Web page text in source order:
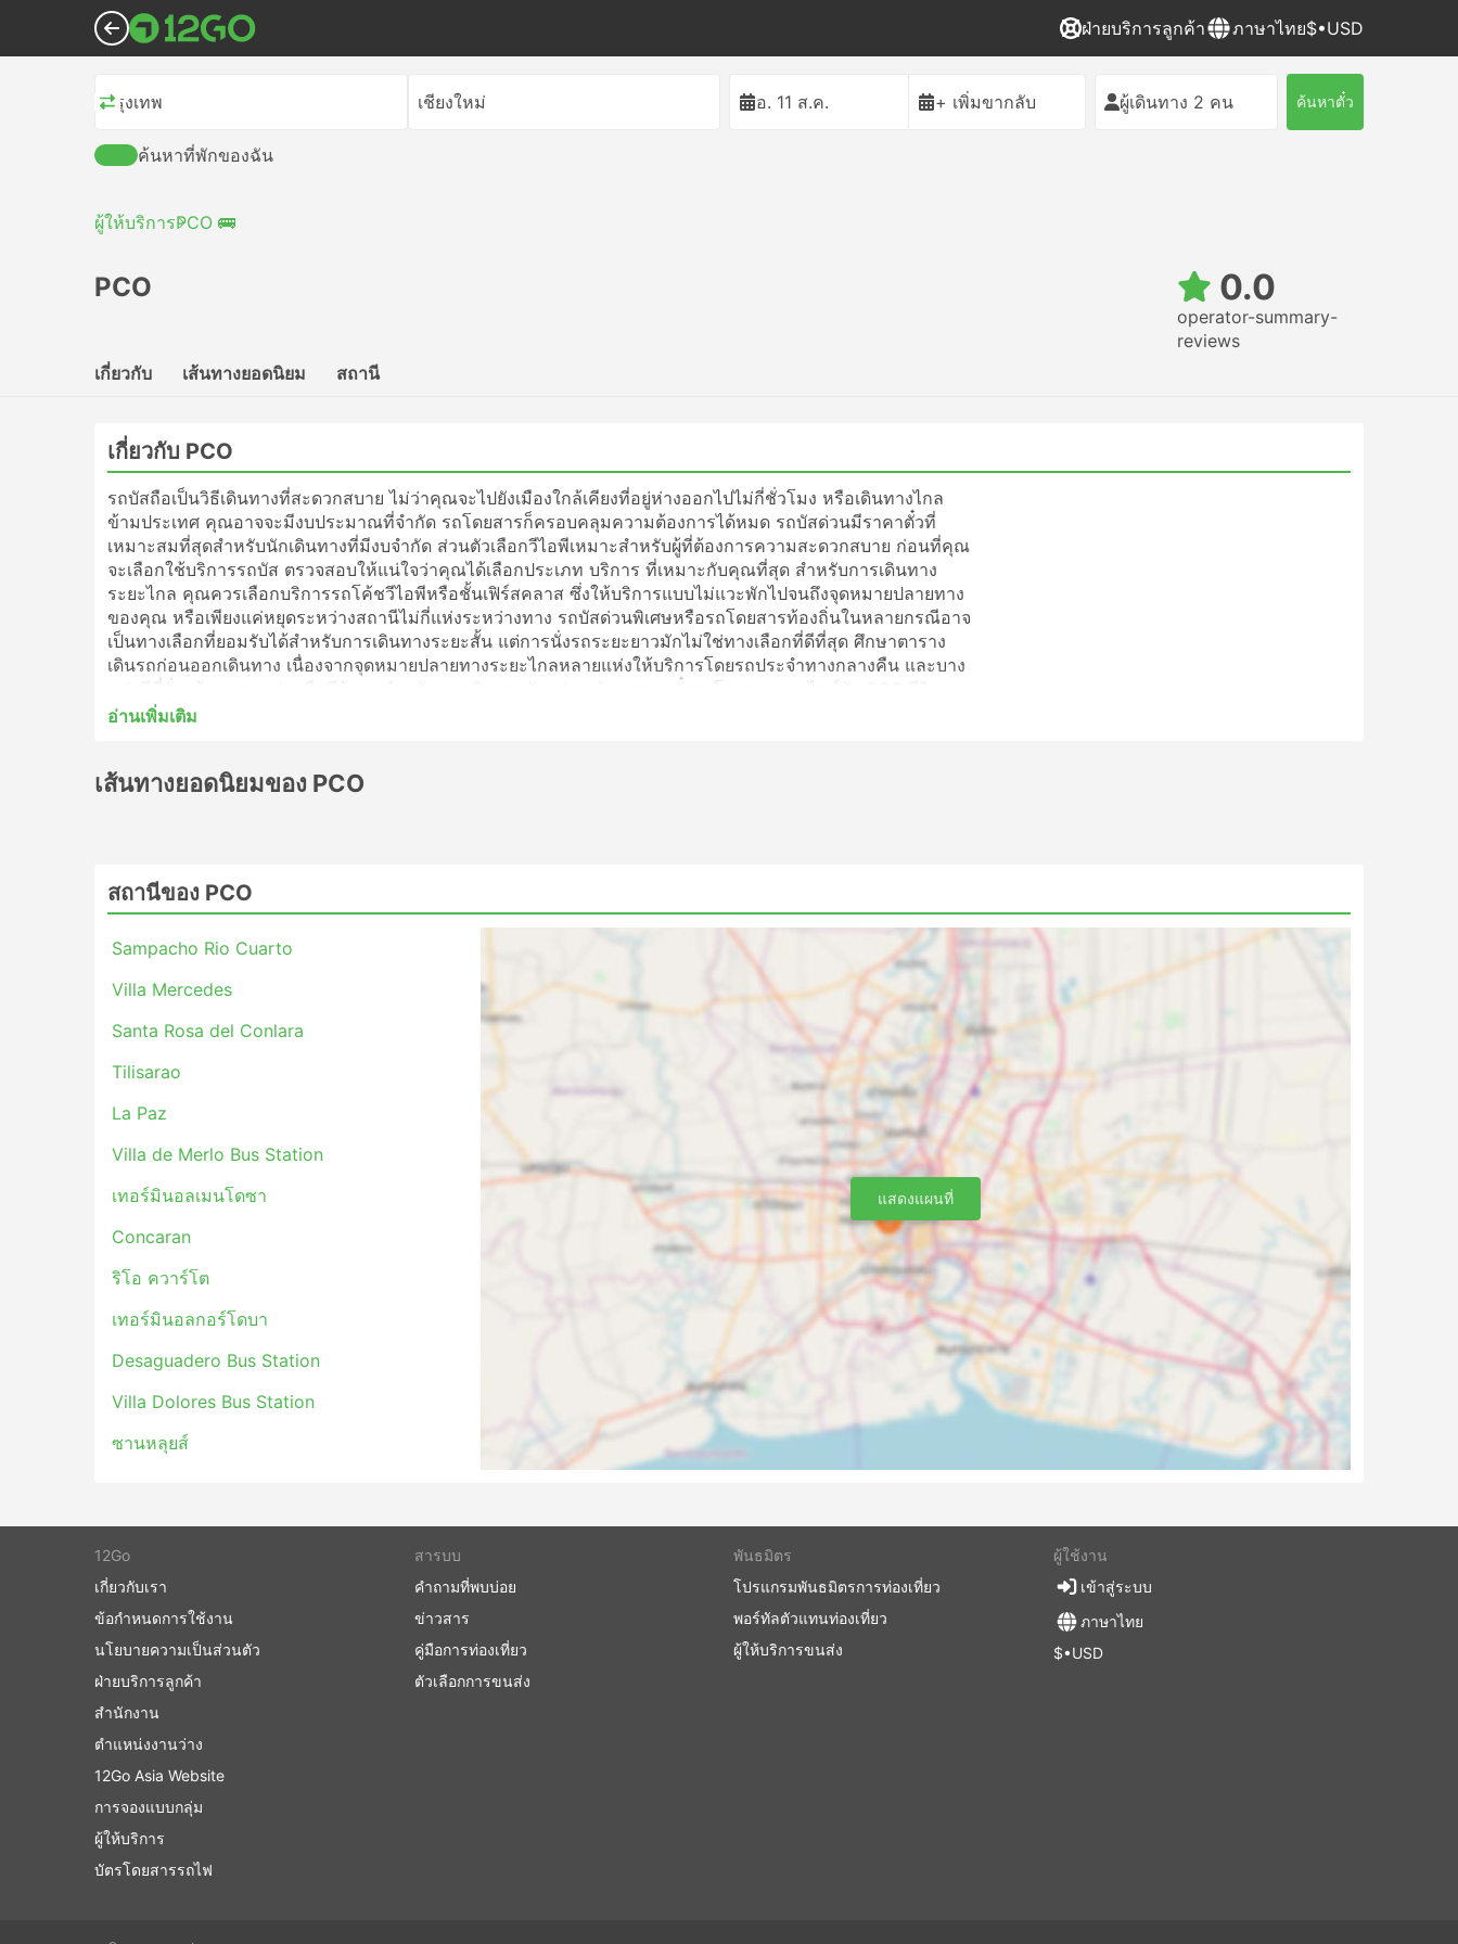
ฝ่ายบริการลูกค้า ภาษาไทย$•USD
กรุงเทพ เชียงใหม่ อ. 11 ส.ค. + เพิ่มขากลับ ผู้เดินทาง 2 คน ค้นหาตั๋ว
ค้นหาที่พักของฉัน
ผู้ให้บริการPCO 🚌
PCO 0.0
operator-summary-
reviews
เกี่ยวกับ
เส้นทางยอดนิยม สถานี
เกี่ยวกับ PCO
รถบัสถือเป็นวิธีเดินทางที่สะดวกสบาย ไม่ว่าคุณจะไปยังเมืองใกล้เคียงที่อยู่ห่างออกไปไม่กี่ชั่วโมง หรือเดินทางไกล
ข้ามประเทศ คุณอาจจะมีงบประมาณที่จำกัด รถโดยสารก็ครอบคลุมความต้องการได้หมด รถบัสด่วนมีราคาตั๋วที่
เหมาะสมที่สุดสำหรับนักเดินทางที่มีงบจำกัด ส่วนตัวเลือกวีไอพีเหมาะสำหรับผู้ที่ต้องการความสะดวกสบาย ก่อนที่คุณ
จะเลือกใช้บริการรถบัส ตรวจสอบให้แน่ใจว่าคุณได้เลือกประเภท บริการ ที่เหมาะกับคุณที่สุด สำหรับการเดินทาง
ระยะไกล คุณควรเลือกบริการรถโค้ชวีไอพีหรือชั้นเฟิร์สคลาส ซึ่งให้บริการแบบไม่แวะพักไปจนถึงจุดหมายปลายทาง
ของคุณ หรือเพียงแค่หยุดระหว่างสถานีไม่กี่แห่งระหว่างทาง รถบัสด่วนพิเศษหรือรถโดยสารท้องถิ่นในหลายกรณีอาจ
เป็นทางเลือกที่ยอมรับได้สำหรับการเดินทางระยะสั้น แต่การนั่งรถระยะยาวมักไม่ใช่ทางเลือกที่ดีที่สุด ศึกษาตาราง
เดินรถก่อนออกเดินทาง เนื่องจากจุดหมายปลายทางระยะไกลหลายแห่งให้บริการโดยรถประจำทางกลางคืน และบาง
นักท่องเที่ยวคนอื่นๆ จะช่วยให้คุณเลือกตั๋วโดยสารและชั้นโดยสารที่ดีที่สุดได้
Villa de Merlo Bus Station
เทอร์มินอลเมนโดซา
เทอร์มินอลกอร์โดบา
Villa Dolores Bus Station
Berrotaran
Tilisarao
Terminal de La Toma
Naschel
San Martin
Sampacho Rio Cuarto
Caucete
PCO จุดหมายยอดนิยม
รถบัสของ PCOมีวิ่งหลายเส้นทาง และนี่คือรายการของเส้นทางที่ได้รับความนิยมมากที่สุด:
คอร์โดบา - บัวโนสไอเรส
PCO ราคาตั๋วและชั้นรถโดยสาร
หนึ่งในสิ่งที่ดีที่สุดเกี่ยวกับการเดินทางด้วยรถบัสคือคุณสามารถปรับเปลี่ยนการเดินทางได้ตามความต้องการเพื่อความ
เป็นส่วนตัวและความสะดวกสบายได้ ชั้นโดยสารและประเภทของรถบัสที่แตกต่างกันตอบสนองความต้องการที่แตก
ต่างกันของนักเดินทาง การเดินทางที่ถูกที่สุดมักให้บริการโดยรถโดยสารระดับมาตรฐาน อาจแยกได้เป็น ท้องถิ่น ด่วน
หรือธรรมดา ต่างถือเป็นทางเลือกที่ดีสำหรับการเดินทางระยะสั้น ตู้นอนหรือรถโค้ชวีไอพีเหมาะสำหรับการเดินทาง
ระยะยาวและข้ามคืน การบริการอาจรวมไปถึงท่าเทียบเรือหรือที่นั่งปรับเอนนุ่มๆ กว้างๆ บางครั้งมีตัวเลือกการนวดใน
ด้วยรถบัสกลางคืนช่วยให้คุณประหยัดค่าห้องพักในโรงแรมได้ แต่เพื่อให้แน่ใจว่าการเดินทางจะสะดวกสบายที่สุด ให้
เลือกประเภทของรถบัสของคุณอย่างชาญฉลาด ราคาขึ้นอยู่กับระยะทางที่คุณนั่งและประเภทของรถโค้ชเสมอ สำหรับ
การเดินทางระยะสั้นในบางครั้ง การลงทุนเงินเพิ่มและซื้อที่นั่งบนรถบัสวีไอพีก็คุ้มค่า เพราะจะช่วยประหยัดเวลาได้
มากเป็น 2 เท่าเมื่อเทียบกับการเดินทางโดยรถบัสธรรมดา
การเดินทางโดยรถประจำทาง: ข้อดีและข้อเสีย
อ่านเพิ่มเติม
เส้นทางยอดนิยมของ PCO
สถานีของ PCO
Sampacho Rio Cuarto
Villa Mercedes
Santa Rosa del Conlara
Tilisarao
La Paz
Villa de Merlo Bus Station
เทอร์มินอลเมนโดซา
Concaran
ริโอ ควาร์โต
เทอร์มินอลกอร์โดบา
Desaguadero Bus Station
Villa Dolores Bus Station
ซานหลุยส์
Caucete
Naschel
Terminal de La Toma
San Martin
แสดงแผนที่
12Go
เกี่ยวกับเรา
ข้อกำหนดการใช้งาน
นโยบายความเป็นส่วนตัว
ฝ่ายบริการลูกค้า
สำนักงาน
ตำแหน่งงานว่าง
12Go Asia Website
การจองแบบกลุ่ม
ผู้ให้บริการ
บัตรโดยสารรถไฟ
สารบบ
คำถามที่พบบ่อย
ข่าวสาร
คู่มือการท่องเที่ยว
ตัวเลือกการขนส่ง
พันธมิตร
โปรแกรมพันธมิตรการท่องเที่ยว
พอร์ทัลตัวแทนท่องเที่ยว
ผู้ให้บริการขนส่ง
ผู้ใช้งาน
เข้าสู่ระบบ
ภาษาไทย
$•USD